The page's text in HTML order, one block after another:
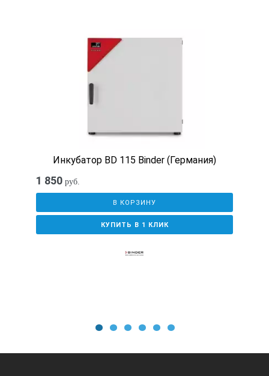
Инкубатор BD 115 Binder (Германия)
1 850 руб.
В КОРЗИНУ
КУПИТЬ В 1 КЛИК